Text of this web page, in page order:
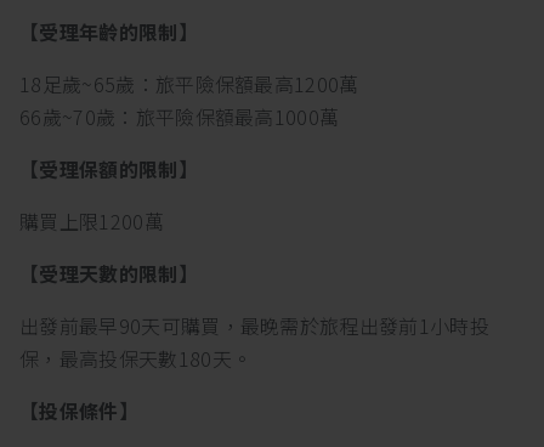
【受理年齡的限制】
18足歲~65歲：旅平險保額最高1200萬
66歲~70歲：旅平險保額最高1000萬
【受理保額的限制】
購買上限1200萬
【受理天數的限制】
出發前最早90天可購買，最晚需於旅程出發前1小時投
保，最高投保天數180天。
【投保條件】